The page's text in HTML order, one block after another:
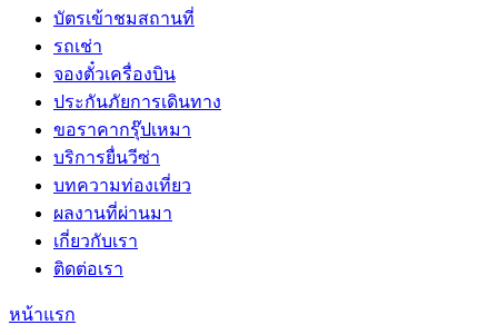
บัตรเข้าชมสถานที่
รถเช่า
จองตั๋วเครื่องบิน
ประกันภัยการเดินทาง
ขอราคากรุ๊ปเหมา
บริการยื่นวีซ่า
บทความท่องเที่ยว
ผลงานที่ผ่านมา
เกี่ยวกับเรา
ติดต่อเรา
หน้าแรก